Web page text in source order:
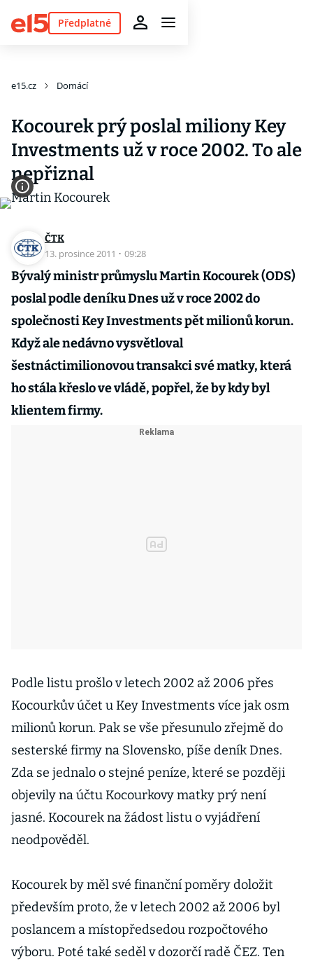
Předplatné
e15.cz Domácí
Kocourek prý poslal miliony Key
Investments už v roce 2002. To ale
nepřiznal
ČTK
13. prosince 2011 · 09:28
Bývalý ministr průmyslu Martin Kocourek (ODS)
poslal podle deníku Dnes už v roce 2002 do
společnosti Key Investments pět milionů korun.
Když ale nedávno vysvětloval
šestnáctimilionovou transakci své matky, která
ho stála křeslo ve vládě, popřel, že by kdy byl
klientem firmy.
Podle listu prošlo v letech 2002 až 2006 přes
Kocourkův účet u Key Investments více jak osm
milionů korun. Pak se vše přesunulo zřejmě do
sesterské firmy na Slovensko, píše deník Dnes.
Zda se jednalo o stejné peníze, které se později
objevily na účtu Kocourkovy matky prý není
jasné. Kocourek na žádost listu o vyjádření
neodpověděl.
Kocourek by měl své finanční poměry doložit
především proto, že v letech 2002 až 2006 byl
poslancem a místopředsedou rozpočtového
výboru. Poté také seděl v dozorčí radě ČEZ. Ten